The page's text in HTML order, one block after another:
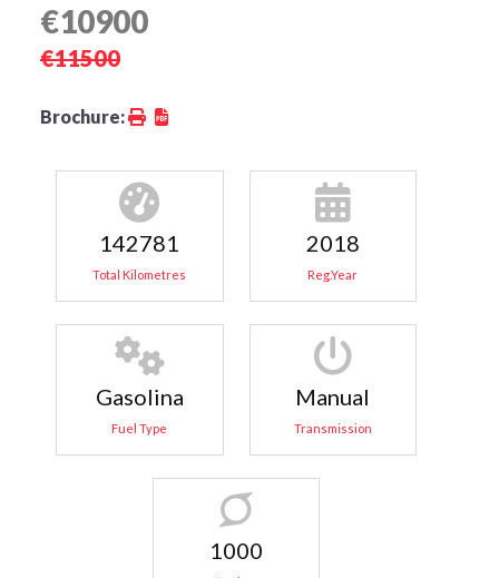
€10900
€11500
Brochure:
142781
Total Kilometres
2018
Reg.Year
Gasolina
Fuel Type
Manual
Transmission
1000